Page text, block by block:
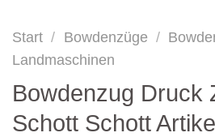
Start / Bowdenzüge /
Landmaschinen
Bowdenzug Druck
Schott Schott